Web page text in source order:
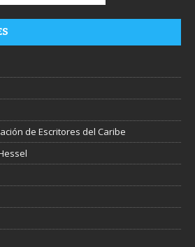
de Escritores del Caribe